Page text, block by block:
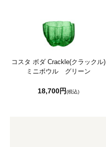
コスタ ボダ Crackle(クラックル)
ミニボウル グリーン
18,700円(税込)